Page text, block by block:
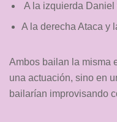
A la izquierda
A la derecha Ataca y
Ambos bailan la misma
una actuación, sino en
bailarían improvisando